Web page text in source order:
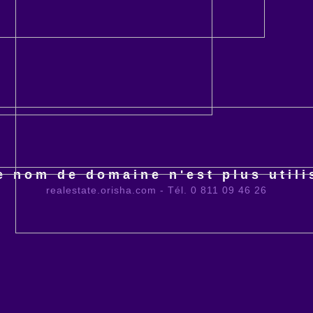
nom de domaine n'est plus
realestate.orisha.com - Tél. 0 811 09 46 26